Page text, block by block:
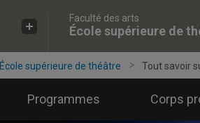
Faculté des arts
École supérieure de
École supérieure de théâtre Tout savoir
Programmes Corps